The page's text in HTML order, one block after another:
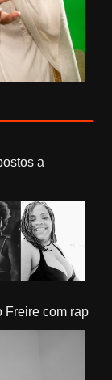
a
Freire com rap